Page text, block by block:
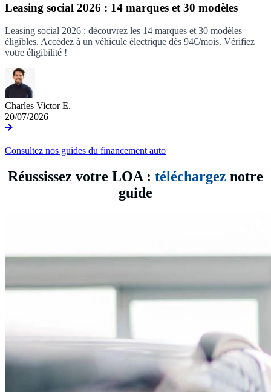
Leasing social 2026 : 14 marques et 30 modèles
Leasing social 2026 : découvrez les 14 marques et 30 modèles
éligibles. Accédez à un véhicule électrique dès 94€/mois. Vérifiez
votre éligibilité !
Charles Victor E.
20/07/2026
Consultez nos guides du financement auto
Réussissez votre LOA : téléchargez notre
guide